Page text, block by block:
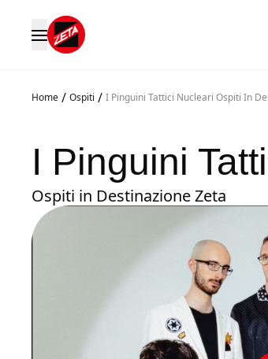
Home / Ospiti / I Pinguini Tattici Nucleari Ospiti In
I Pinguini
Ospiti in Destinazione Zeta